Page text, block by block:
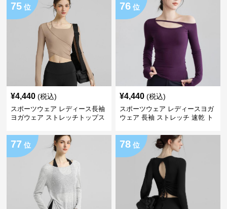
75 位
¥4,440 (税込)
スポーツウェア レディース長袖
ヨガウェア ストレッチトップス
76 位
¥4,440 (税込)
スポーツウェア レディースヨガ
ウェア 長袖 ストレッチ 速乾 ト
77 位 78 位